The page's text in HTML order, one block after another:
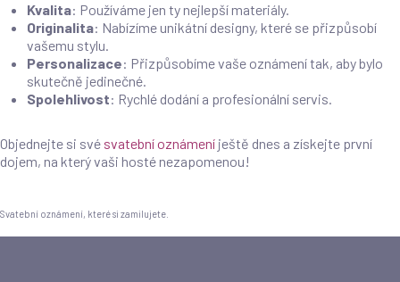
Kvalita: Používáme jen ty nejlepší materiály.
Originalita: Nabízíme unikátní designy, které se přizpůsobí
vašemu stylu.
Personalizace: Přizpůsobíme vaše oznámení tak, aby bylo
skutečně jedinečné.
Spolehlivost: Rychlé dodání a profesionální servis.
Objednejte si své svatební oznámení ještě dnes a získejte první
dojem, na který vaši hosté nezapomenou!
Svatební oznámení, které si zamilujete.